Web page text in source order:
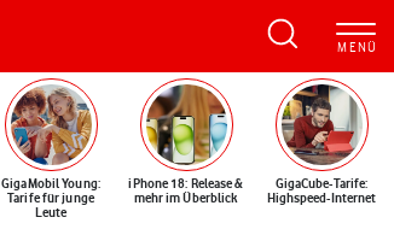
GigaMobil Young:
Tarife für junge
Leute
iPhone 18: Release &
mehr im Überblick
GigaCube-Tarife:
Highspeed-Internet